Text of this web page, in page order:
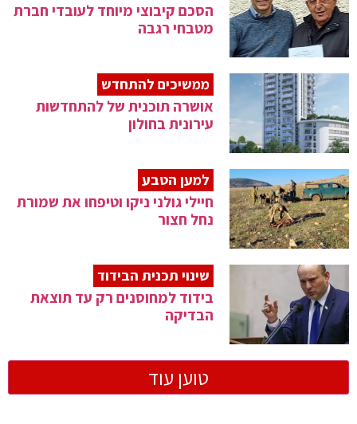
הסכם קיבוצי מיוחד לעובדי חברת
מטבחי רגבה
ממשיכים להתחדש
אושרה תוכנית של להתחדשות
עירונית בחולון
למען הטבע
חיילי גולני ניקו וטיפחו את שמורת
נחל חצור
שינוי תכנית הבידוד
בידוד למחוסנים רק עד תוצאת
הבדיקה
טוען עוד